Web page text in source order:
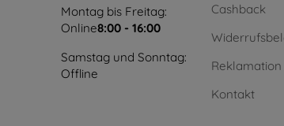
Montag bis Freitag:
Online8:00 - 16:00
Samstag und Sonntag:
Offline
Cashback
Reklamation
Kontakt